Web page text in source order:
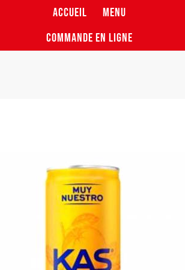
ACCUEIL
MENU
COMMANDE EN LIGNE